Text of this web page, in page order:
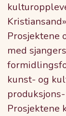
Prosjektene
med
kunst- og
Prosjektene